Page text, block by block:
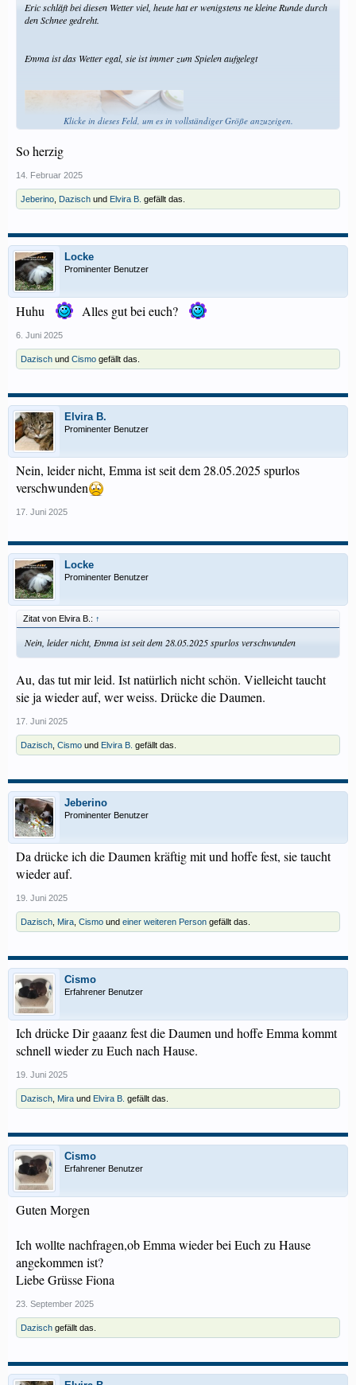
Eric schläft bei diesen Wetter viel, heute hat er wenigstens ne kleine Runde durch
den Schnee gedreht.
Emma ist das Wetter egal, sie ist immer zum Spielen aufgelegt
Klicke in dieses Feld, um es in vollständiger Größe anzuzeigen.
So herzig
14. Februar 2025
Jeberino Dazisch und Elvira B. gefällt das.
Locke
Prominenter Benutzer
Huhu Alles gut bei euch?
6. Juni 2025
Dazisch und Cismo gefällt das.
Elvira B.
Prominenter Benutzer
Nein, leider nicht, Emma ist seit dem 28.05.2025 spurlos
verschwunden
17. Juni 2025
Locke
Prominenter Benutzer
Zitat von Elvira B.: ↑
Nein, leider nicht, Emma ist seit dem 28.05.2025 spurlos verschwunden
Au, das tut mir leid. Ist natürlich nicht schön. Vielleicht taucht
sie ja wieder auf, wer weiss. Drücke die Daumen.
17. Juni 2025
Dazisch Cismo und Elvira B. gefällt das.
Jeberino
Prominenter Benutzer
Da drücke ich die Daumen kräftig mit und hoffe fest, sie taucht
wieder auf.
19. Juni 2025
Dazisch Mira Cismo und einer weiteren Person gefällt das.
Cismo
Erfahrener Benutzer
Ich drücke Dir gaaanz fest die Daumen und hoffe Emma kommt
schnell wieder zu Euch nach Hause.
19. Juni 2025
Dazisch Mira und Elvira B. gefällt das.
Cismo
Erfahrener Benutzer
Guten Morgen
Ich wollte nachfragen,ob Emma wieder bei Euch zu Hause
angekommen ist?
Liebe Grüsse Fiona
23. September 2025
Dazisch gefällt das.